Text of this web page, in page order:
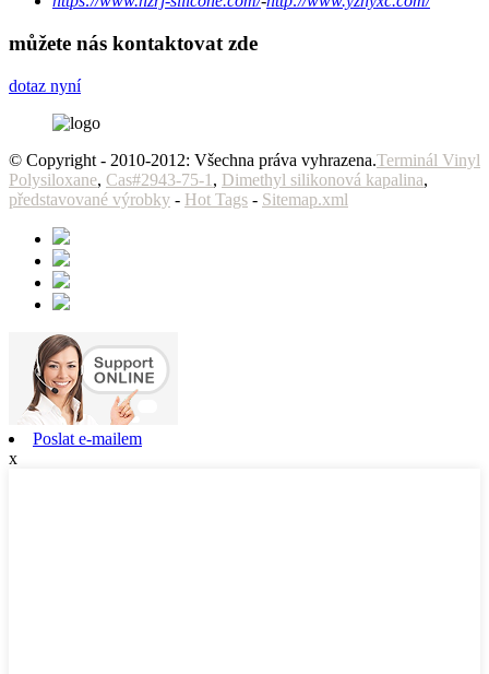
můžete nás kontaktovat zde
dotaz nyní
© Copyright - 2010-2012: Všechna práva vyhrazena.Terminál Vinyl
Polysiloxane, Cas#2943-75-1 , Dimethyl silikonová kapalina,
představované výrobky - Hot Tags - Sitemap.xml
Poslat e-mailem
x